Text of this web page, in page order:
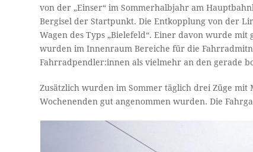
von der „Einser“ im Sommerhalbjahr am
Bergisel der Startpunkt. Die Entkopplung von der
Wagen des Typs „Bielefeld“. Einer davon wurde
wurden im Innenraum Bereiche für die
Fahrradpendler:innen als vielmehr an den gerade
Zusätzlich wurden im Sommer täglich drei Züge
Wochenenden gut angenommen wurden. Die